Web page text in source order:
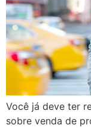
Você já deve ter
sobre venda de